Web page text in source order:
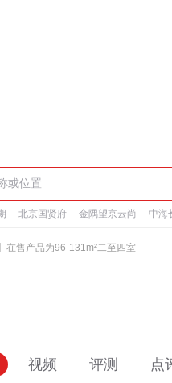
北京国贤府 金隅望京云尚 中海
在售产品为96-131m²二至四室
视频 评测 点